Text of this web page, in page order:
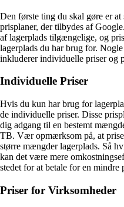
Den første ting du skal gøre er
prisplaner, der tilbydes af
af lagerplads tilgængelige, og
lagerplads du har brug for.
inkluderer individuelle priser og
Individuelle Priser
Hvis du kun har brug for
de individuelle priser. Disse
dig adgang til en bestemt
TB. Vær opmærksom på, at
større mængder lagerplads. Så
kan det være mere
stedet for at betale for en mindre
Priser for Virksomheder